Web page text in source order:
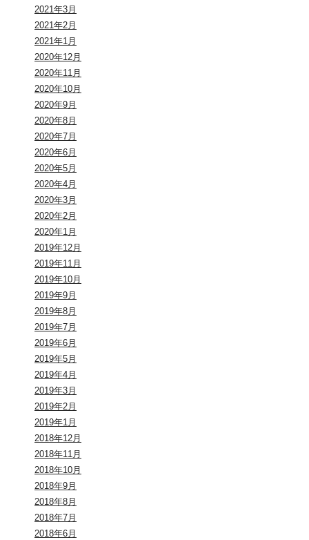
2021年3月
2021年2月
2021年1月
2020年12月
2020年11月
2020年10月
2020年9月
2020年8月
2020年7月
2020年6月
2020年5月
2020年4月
2020年3月
2020年2月
2020年1月
2019年12月
2019年11月
2019年10月
2019年9月
2019年8月
2019年7月
2019年6月
2019年5月
2019年4月
2019年3月
2019年2月
2019年1月
2018年12月
2018年11月
2018年10月
2018年9月
2018年8月
2018年7月
2018年6月